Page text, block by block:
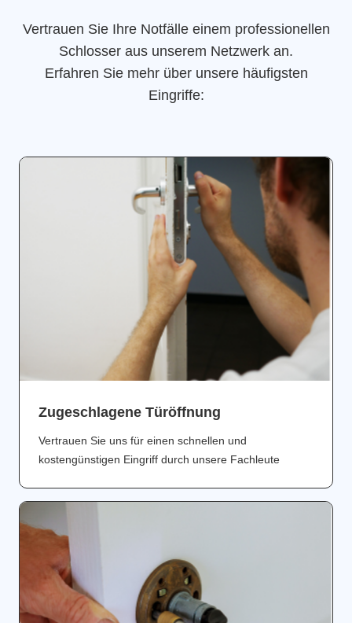
Vertrauen Sie Ihre Notfälle einem professionellen
Schlosser aus unserem Netzwerk an.
Erfahren Sie mehr über unsere häufigsten
Eingriffe:
Zugeschlagene Türöffnung
Vertrauen Sie uns für einen schnellen und
kostengünstigen Eingriff durch unsere Fachleute